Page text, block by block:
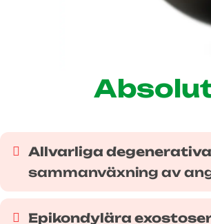
Allvarliga
sammanväxning av
Epikondylära